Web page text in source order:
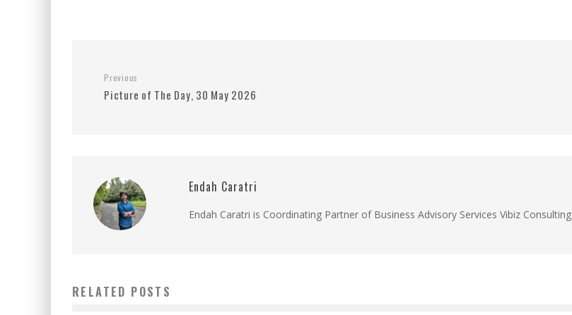
Previous
Picture of The Day, 30 May 2026
Endah Caratri
Endah Caratri is Coordinating Partner of Business Advisory Services Vibiz Consulting
RELATED POSTS